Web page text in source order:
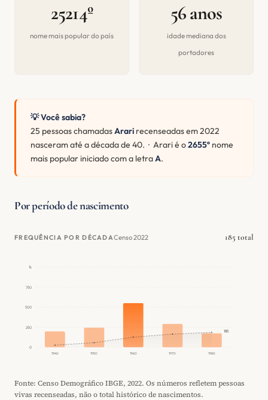
25214º
nome mais popular do país
56 anos
idade mediana dos
portadores
💡 Você sabia?
25 pessoas chamadasArari recenseadas em 2022
nasceram até a década de 40. · Arari é o2655º nome
mais popular iniciado com a letraA.
Por período de nascimento
FREQUÊNCIA POR DÉCADACenso 2022 185 total
0
250
500
750
1k
1940 1950 1960 1970 1980
185
Fonte: Censo Demográfico IBGE, 2022. Os números refletem pessoas
vivas recenseadas, não o total histórico de nascimentos.